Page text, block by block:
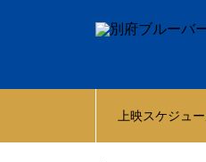
上映スケジュ